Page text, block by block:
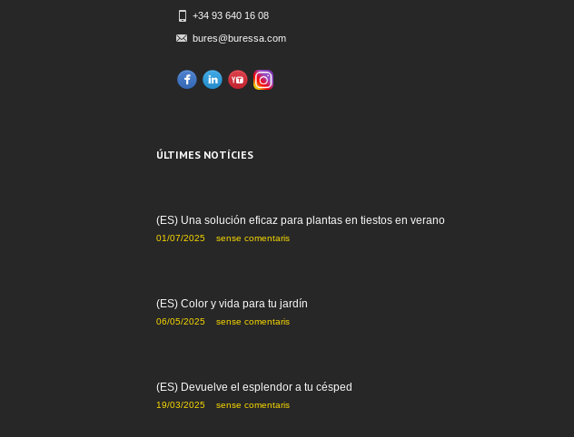
+34 93 640 16 08
bures@buressa.com
ÚLTIMES NOTÍCIES
(ES) Una solución eficaz para plantas en tiestos en verano
01/07/2025 sense comentaris
(ES) Color y vida para tu jardín
06/05/2025 sense comentaris
(ES) Devuelve el esplendor a tu césped
19/03/2025 sense comentaris